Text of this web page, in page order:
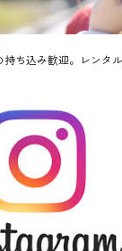
持ち込み歓迎。レンタ